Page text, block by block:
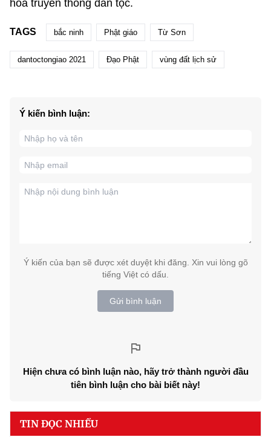
hoá truyền thống dân tộc.
TAGS bắc ninh Phật giáo Từ Sơn
dantoctongiao 2021 Đạo Phật vùng đất lịch sử
Ý kiến bình luận:
Ý kiến của bạn sẽ được xét duyệt khi đăng. Xin vui lòng gõ
tiếng Việt có dấu.
Gửi bình luận
Hiện chưa có bình luận nào, hãy trở thành người đầu
tiên bình luận cho bài biết này!
TIN ĐỌC NHIỀU